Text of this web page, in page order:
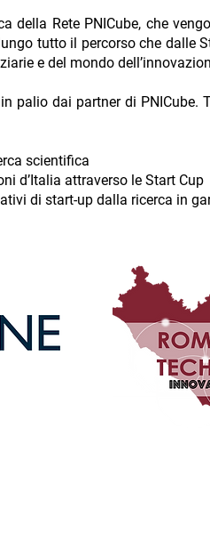
della Rete PNICube, che
tutto il percorso che dalle
e del mondo
palio dai partner di PNICube.
scientifica
d’Italia attraverso le Start Cup
di start-up dalla ricerca in